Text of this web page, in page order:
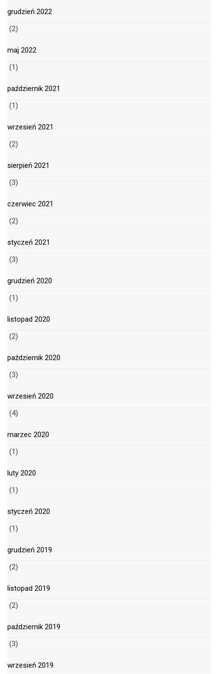
grudzień 2022
(2)
maj 2022
(1)
październik 2021
(1)
wrzesień 2021
(2)
sierpień 2021
(3)
czerwiec 2021
(2)
styczeń 2021
(3)
grudzień 2020
(1)
listopad 2020
(2)
październik 2020
(3)
wrzesień 2020
(4)
marzec 2020
(1)
luty 2020
(1)
styczeń 2020
(1)
grudzień 2019
(2)
listopad 2019
(2)
październik 2019
(3)
wrzesień 2019